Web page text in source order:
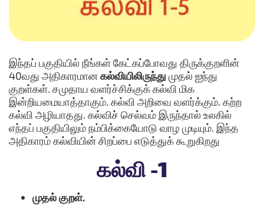
இந்தப் பகுதியில் நீங்கள் கேட்கப்போவது திருக்குறளின்
40வது அதிகாரமானகல்வியிலிருந்து முதல் ஐந்து
குறள்கள். சமுதாய வளர்ச்சிக்குக் கல்வி மிக
இன்றியமையாத்தாகும். கல்வி அறிவை வளர்க்கும். கற்ற
கல்வி அழியாதது. கல்விச் செல்வம் இருந்தால் உலகில்
எந்தப் பகுதியிலும் நம்பிக்கையோடு வாழ முடியும். இந்த
அதிகாரம் கல்வியின் சிறப்பை எடுத்துக் கூறுகிறது
கல்வி -1
முதல் குறள்.